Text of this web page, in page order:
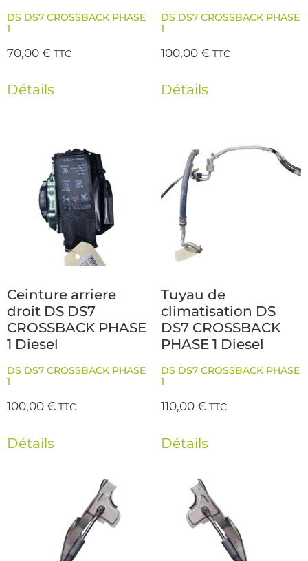
DS DS7 CROSSBACK PHASE
1
70,00€ TTC
Détails
DS DS7 CROSSBACK PHASE
1
100,00€ TTC
Détails
Ceinture arriere
droit DS DS7
CROSSBACK PHASE
1 Diesel
DS DS7 CROSSBACK PHASE
1
100,00€ TTC
Détails
Tuyau de
climatisation DS
DS7 CROSSBACK
PHASE 1 Diesel
DS DS7 CROSSBACK PHASE
1
110,00€ TTC
Détails